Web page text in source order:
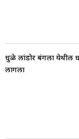
धुळे लांडोर बंगला येथील
लागला